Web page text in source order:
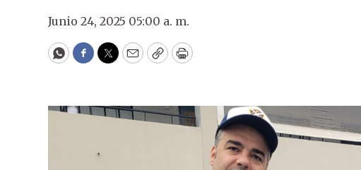
Junio 24, 2025 05:00 a. m.
WhatsApp
Facebook
Twitter
EmailCopyPrint